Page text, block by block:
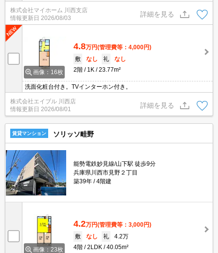
スーパーがあり、仕事帰りなどにお買い物が出来ます！一軒挟んで
隣にコンビニエンスストアがあり、生活に便利！キッチンは贅沢に
2口コンロなので、自炊される方にもおすすめです♪
株式会社マイホーム 川西支店
情報更新日 2026/08/03
詳細を見る
画像：16枚
4.8万円(管理費等：4,000円)
敷
なし 礼
なし
2階
1K 23.77m²
洗面化粧台付き。TVインターホン付き。
株式会社エイブル 川西店
情報更新日 2026/08/01
詳細を見る
賃貸マンション ソリッソ畦野
能勢電鉄妙見線/山下駅 徒歩9分
兵庫県川西市見野２丁目
築39年
4階建
画像：23枚
4.2万円(管理費等：3,000円)
敷
なし 礼
4.2万
4階
2LDK 40.05m²